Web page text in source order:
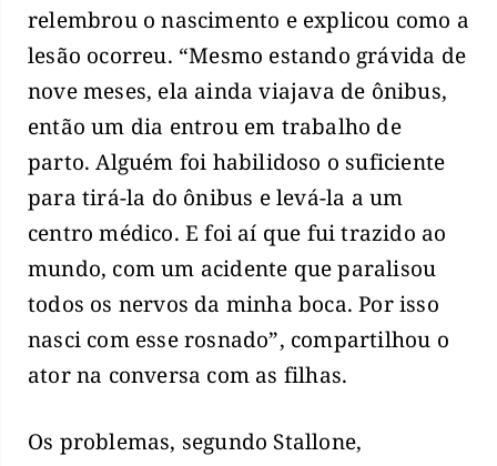
relembrou o nascimento e explicou como a
lesão ocorreu. “Mesmo estando grávida de
nove meses, ela ainda viajava de ônibus,
então um dia entrou em trabalho de
parto. Alguém foi habilidoso o suficiente
para tirá-la do ônibus e levá-la a um
centro médico. E foi aí que fui trazido ao
mundo, com um acidente que paralisou
todos os nervos da minha boca. Por isso
nasci com esse rosnado”, compartilhou o
ator na conversa com as filhas.
Os problemas, segundo Stallone,